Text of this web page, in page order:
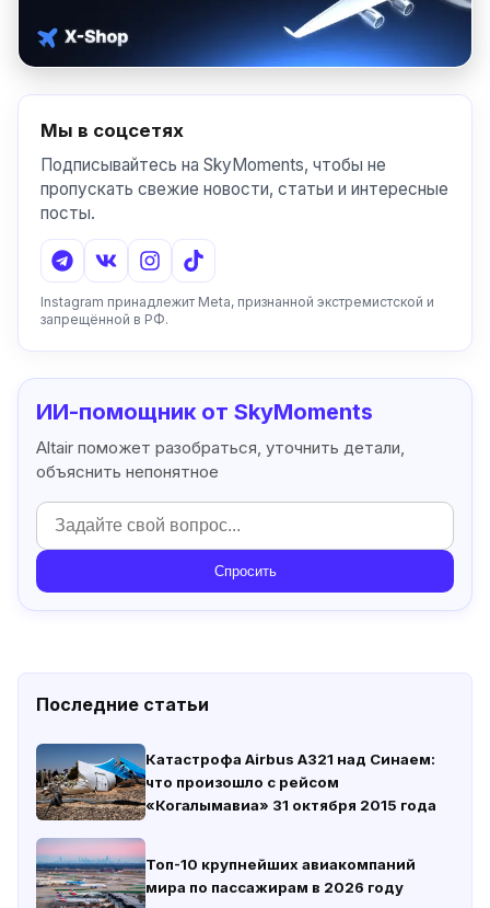
Мы в соцсетях
Подписывайтесь на SkyMoments, чтобы не
пропускать свежие новости, статьи и интересные
посты.
Instagram принадлежит Meta, признанной экстремистской и
запрещённой в РФ.
ИИ-помощник от SkyMoments
Altair поможет разобраться, уточнить детали,
объяснить непонятное
Спросить
Последние статьи
Катастрофа Airbus A321 над Синаем:
что произошло с рейсом
«Когалымавиа» 31 октября 2015 года
Топ-10 крупнейших авиакомпаний
мира по пассажирам в 2026 году